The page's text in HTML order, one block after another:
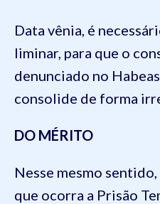
Data vênia, é
liminar, para que o
denunciado no
consolide de forma
DO MÉRITO
Nesse mesmo
que ocorra a Prisão